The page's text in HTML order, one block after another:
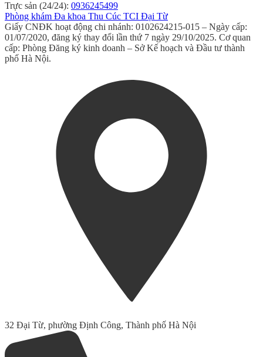
Trực sản (24/24): 0936245499
Phòng khám Đa khoa Thu Cúc TCI Đại Từ
Giấy CNĐK hoạt động chi nhánh: 0102624215-015 – Ngày cấp:
01/07/2020, đăng ký thay đổi lần thứ 7 ngày 29/10/2025. Cơ quan
cấp: Phòng Đăng ký kinh doanh – Sở Kế hoạch và Đầu tư thành
phố Hà Nội.
32 Đại Từ, phường Định Công, Thành phố Hà Nội